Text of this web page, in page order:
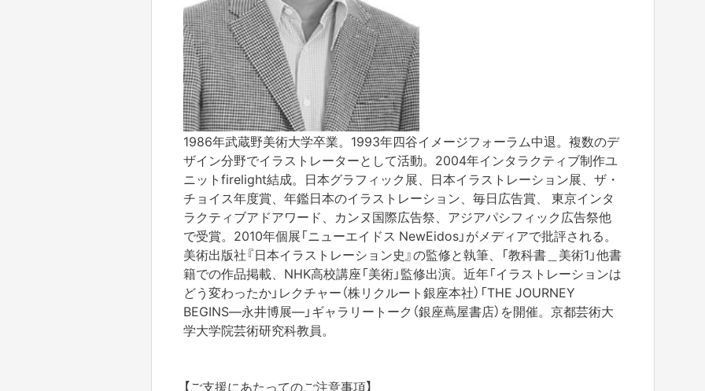
1986年武蔵野美術大学卒業。1993年四谷イメージフォーラム中退。複数のデ
ザイン分野でイラストレーターとして活動。2004年インタラクティブ制作ユ
ニットfirelight結成。日本グラフィック展、日本イラストレーション展、ザ・
チョイス年度賞、年鑑日本のイラストレーション、毎日広告賞、 東京インタ
ラクティブアドアワード、カンヌ国際広告祭、アジアパシフィック広告祭他
で受賞。2010年個展「ニューエイドス NewEidos」がメディアで批評される。
美術出版社『日本イラストレーション史』の監修と執筆、「教科書＿美術1」他書
籍での作品掲載、NHK高校講座「美術」監修出演。近年「イラストレーションは
どう変わったか」レクチャー（株リクルート銀座本社）「THE JOURNEY
BEGINS―永井博展―」ギャラリートーク（銀座蔦屋書店）を開催。京都芸術大
学大学院芸術研究科教員。
【ご支援にあたってのご注意事項】